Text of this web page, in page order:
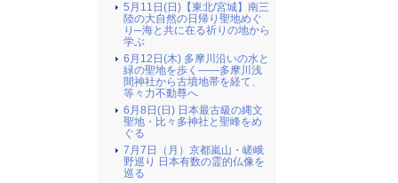
5月11日(日)【東北/宮城】南三
陸の大自然の日帰り聖地めぐ
り─海と共に在る祈りの地から
学ぶ
6月12日(木) 多摩川沿いの水と
緑の聖地を歩く――多摩川浅
間神社から古墳地帯を経て、
等々力不動尊へ
6月8日(日) 日本最古級の縄文
聖地・比々多神社と聖峰をめ
ぐる
7月7日（月）京都嵐山・嵯峨
野巡り 日本有数の霊的仏像を
巡る